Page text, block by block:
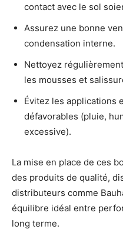
contact avec le sol
Assurez une bonne
condensation interne.
Nettoyez
les mousses et
Évitez les applications
défavorables (pluie,
excessive).
La mise en place de ces
des produits de qualité,
distributeurs comme
équilibre idéal entre
long terme.